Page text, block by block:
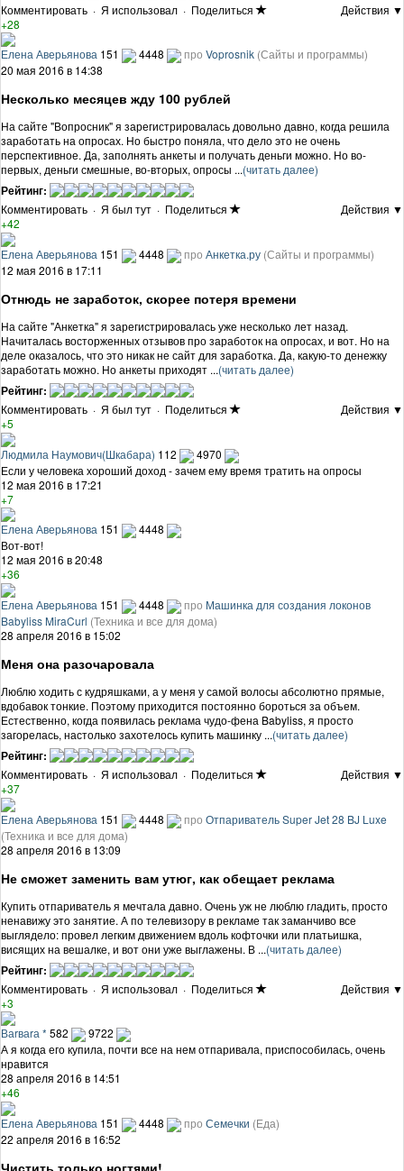
Комментировать · Я использовал · Поделиться
Действия ▼
+28
Елена Аверьянова 151 4448 про Voprosnik (Сайты и программы)
20 мая 2016 в 14:38
Несколько месяцев жду 100 рублей
На сайте "Вопросник" я зарегистрировалась довольно давно, когда решила
заработать на опросах. Но быстро поняла, что дело это не очень
перспективное. Да, заполнять анкеты и получать деньги можно. Но во-
первых, деньги смешные, во-вторых, опросы ...(читать далее)
Рейтинг:
Комментировать · Я был тут · Поделиться
Действия ▼
+42
Елена Аверьянова 151 4448 про Анкетка.ру (Сайты и программы)
12 мая 2016 в 17:11
Отнюдь не заработок, скорее потеря времени
На сайте "Анкетка" я зарегистрировалась уже несколько лет назад.
Начиталась восторженных отзывов про заработок на опросах, и вот. Но на
деле оказалось, что это никак не сайт для заработка. Да, какую-то денежку
заработать можно. Но анкеты приходят ...(читать далее)
Рейтинг:
Комментировать · Я был тут · Поделиться
Действия ▼
+5
Людмила Наумович(Шкабара) 112
4970
Если у человека хороший доход - зачем ему время тратить на опросы
12 мая 2016 в 17:21
+7
Елена Аверьянова 151
4448
Вот-вот!
12 мая 2016 в 20:48
+36
Елена Аверьянова 151 4448 про Машинка для создания локонов
Babyliss MiraCurl (Техника и все для дома)
28 апреля 2016 в 15:02
Меня она разочаровала
Люблю ходить с кудряшками, а у меня у самой волосы абсолютно прямые,
вдобавок тонкие. Поэтому приходится постоянно бороться за объем.
Естественно, когда появилась реклама чудо-фена Babyliss, я просто
загорелась, настолько захотелось купить машинку ...(читать далее)
Рейтинг:
Комментировать · Я использовал · Поделиться
Действия ▼
+37
Елена Аверьянова 151 4448 про Отпариватель Super Jet 28 BJ Luxe
(Техника и все для дома)
28 апреля 2016 в 13:09
Не сможет заменить вам утюг, как обещает реклама
Купить отпариватель я мечтала давно. Очень уж не люблю гладить, просто
ненавижу это занятие. А по телевизору в рекламе так заманчиво все
выглядело: провел легким движением вдоль кофточки или платьишка,
висящих на вешалке, и вот они уже выглажены. В ...(читать далее)
Рейтинг:
Комментировать · Я использовал · Поделиться
Действия ▼
+3
Ваrваrа * 582
9722
А я когда его купила, почти все на нем отпаривала, приспособилась, очень
нравится
28 апреля 2016 в 14:51
+46
Елена Аверьянова 151 4448 про Семечки (Еда)
22 апреля 2016 в 16:52